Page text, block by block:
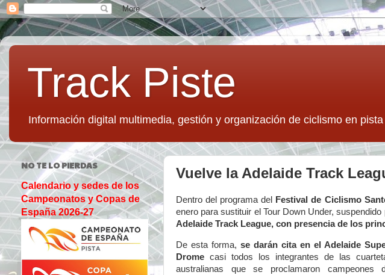
Track Piste
Información digital multimedia, gestión y organización de ciclismo en pista
Vuelve la Adelaide Track
Dentro del programa del Festival de Ciclismo
enero para sustituir el Tour Down Under,
Adelaide Track League, con presencia de los
De esta forma,se darán cita en el Adelaide
Drome casi todos los integrantes de las
australianas que se proclamaron campeones
NO TE LO PIERDAS
Calendario y sedes de los
Campeonatos y Copas de
España 2026-27